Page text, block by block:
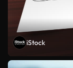
iStock